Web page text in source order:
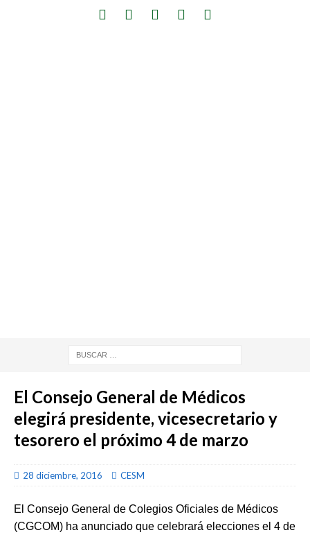
El Consejo General de Médicos
elegirá presidente, vicesecretario y
tesorero el próximo 4 de marzo
28 diciembre, 2016 CESM
El Consejo General de Colegios Oficiales de Médicos
(CGCOM) ha anunciado que celebrará elecciones el 4 de